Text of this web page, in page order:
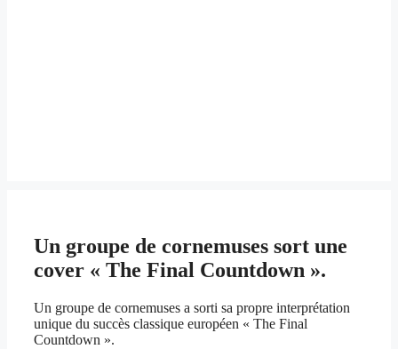
Un groupe de cornemuses sort une
cover « The Final Countdown ».
Un groupe de cornemuses a sorti sa propre interprétation
unique du succès classique européen « The Final
Countdown ».